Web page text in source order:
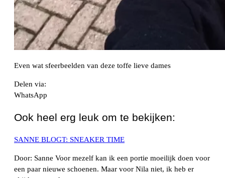
Even wat sfeerbeelden van deze toffe lieve dames
Delen via:
WhatsApp
Ook heel erg leuk om te bekijken:
SANNE BLOGT: SNEAKER TIME
Door: Sanne Voor mezelf kan ik een portie moeilijk doen voor
een paar nieuwe schoenen. Maar voor Nila niet, ik heb er